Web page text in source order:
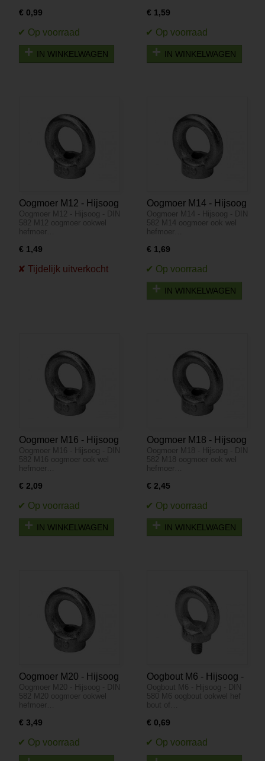
€ 0,99
IN WINKELWAGEN
€ 1,59
IN WINKELWAGEN
Oogmoer M12 - Hijsoog
- DIN 582
Oogmoer M12 - Hijsoog - DIN
582 M12 oogmoer ookwel
hefmoer…
€ 1,49
Oogmoer M14 - Hijsoog
- DIN 582
Oogmoer M14 - Hijsoog - DIN
582 M14 oogmoer ook wel
hefmoer…
€ 1,69
IN WINKELWAGEN
Oogmoer M16 - Hijsoog
- DIN 582
Oogmoer M16 - Hijsoog - DIN
582 M16 oogmoer ook wel
hefmoer…
€ 2,09
IN WINKELWAGEN
Oogmoer M18 - Hijsoog
- DIN 582
Oogmoer M18 - Hijsoog - DIN
582 M18 oogmoer ook wel
hefmoer…
€ 2,45
IN WINKELWAGEN
Oogmoer M20 - Hijsoog
- DIN 582
Oogmoer M20 - Hijsoog - DIN
582 M20 oogmoer ookwel
hefmoer…
€ 3,49
Oogbout M6 - Hijsoog -
DIN 580
Oogbout M6 - Hijsoog - DIN
580 M6 oogbout ookwel hef
bout of…
€ 0,69